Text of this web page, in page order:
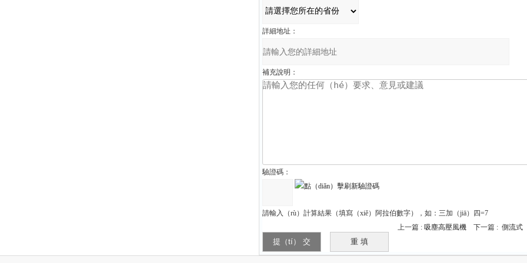
詳細地址：
補充說明：
驗證碼：
請輸入（rù）計算結果（填寫（xiě）阿拉伯數字），如：三加（jiā）四=7
上一篇 : 吸塵高壓風機 下一篇 : 側流式